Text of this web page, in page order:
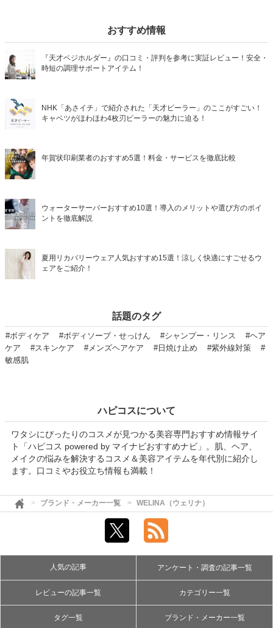
おすすめ情報
『天才ベジホルダー』の口コミ・評判を参考に実証レビュー！安全・
時短の調理サポートアイテム！
NHK「あさイチ」で紹介された「天才ピーラー」のここがすごい！
キャベツがほわほわ4枚刃ピーラーの魅力に迫る！
年賀状印刷業者のおすすめ5選！料金・サービスを徹底比較
ウォーターサーバーおすすめ10選！導入のメリットや選び方のポイ
ントを徹底解説
夏用リカバリーウェア人気おすすめ15選！涼しく快適にすごせるウ
ェアをご紹介！
話題のタグ
#ボディケア #ボディソープ・せっけん #シャンプー・リンス
#ヘア
ケア
#スキンケア #メンズヘアケア #日焼け止め #紫外線対策
#
敏感肌
ハピコスについて
ワタシにぴったりのコスメが見つかる美容専門おすすめ情報サイ
ト「ハピコス powered by マイナビおすすめナビ」。肌、ヘア、
メイクの悩みを解決するコスメ＆美容アイテムを年代別に紹介し
ます。口コミやお役立ち情報も満載！
ブランド・メーカー一覧 WELINA（ウェリナ）
人気の記事 アンケート・調査の記事一覧
レビューの記事一覧 カテゴリー一覧
タグ一覧 ブランド・メーカー一覧